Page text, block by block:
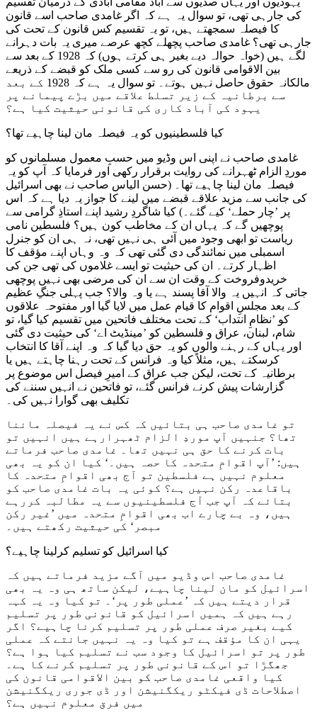
کی جارہی تھی، تو سوال یہ ہے کہ اگر غامدی صاحب اسے قانون
کا فیصلہ سمجھتے ہیں، تو یہ تقسیم کس قانون کے تحت کی
جارہی تھی؟ غامدی صاحب پچھلے کچھ عرصے میری یہ بات دہرانے
لگے ہیں (خواہ حوالہ دیے بغیر ہی کرتے ہوں) کہ 1928 کے بعد سے
بین الاقوامی قانون کی رو سے کسی ملک کو قبضے کے ذریعے
مالکانہ حقوق حاصل نہیں ہوتے۔ تو سوال یہ ہے کہ 1928 کے بعد
سے برطانیہ کے زیر تسلط علاقے میں بڑے پیمانے پر
یہود کی آباد کاری کی قانونی حیثیت کیا ہے؟
کیا فلسطینیوں کو یہ فیصلہ مان لینا چاہیے تھا؟
غامدی صاحب نے اپنی اس وڈیو میں حسبِ معمول مسلمانوں کو
موردِ الزام ٹھہرانے کی روایت برقرار رکھی اور فرمایا کہ آپ کو یہ
فیصلہ مان لینا چاہیے تھا۔ (حسن الیاس صاحب نے بھی اسرائیل
کی جانب سے مزید علاقے قبضے میں لینے کا جواز یہ دیا ہے کہ اس
پر ’چار حملے‘ کیے گئے۔) کیا شاگردِ رشید اپنے استاذِ گرامی سے
پوچھیں گے کہ یہاں ان کے مخاطب کون ہیں؟ فلسطین نامی
ریاست تو ابھی وجود میں آئی ہی نہیں تھی، نہ ہی ان کو جنرل
اسمبلی میں نمائندگی دی گئی تھی کہ وہ وہاں اپنے مؤقف کا
اظہار کرتے۔ ان کی حیثیت تو ایسے غلاموں کی تھی جن کی
خریدوفروخت کے وقت ان سے ان کی مرضی بھی نہیں پوچھی
جاتی کہ انہیں یہ والا آقا پسند ہے یا وہ والا؟ جب پہلی جنگِ عظیم
کے بعد مجلسِ اقوام کا قیام عمل میں لایا گیا اور مفتوحہ علاقوں
کو ’نظامِ انتداب‘ کے تحت مختلف فاتحین میں تقسیم کیا گیا، تو
شام، لبنان، عراق و فلسطین کو ’مینڈیٹ اے‘ کی حیثیت دی گئی
اور یہاں کے رہنے والوں کو یہ حق دیا گیا کہ وہ اپنے آقا کا انتخاب
کرسکتے ہیں، مثلاً کیا وہ فرانس کے تحت رہنا چاہتے ہیں یا
برطانیہ کے تحت، لیکن جب عراق کے امیرِ فیصل اس موضوع پر
گزارشات پیش کرنے فرانس گئے، تو فاتحین نے انہیں سننے کی
تکلیف بھی گوارا نہیں کی۔
تو غامدی صاحب ہی بتائیں کہ کس نے یہ فیصلہ ماننا
تھا؟ جنہیں آپ موردِ الزام ٹھہرارہے ہیں انہیں تو
بات کرنے کا حق ہی نہیں تھا۔ غامدی صاحب فرماتے
ہیں: ’آپ اقوامِ متحدہ کا حصہ ہیں۔‘ کیا ان کو یہ بھی
معلوم نہیں ہے فلسطین تو آج بھی اقوامِ متحدہ کا
باقاعدہ رکن نہیں ہے؟ کوئی یہ بات غامدی صاحب کو
بتائے کہ آپ جب آج فلسطینیوں سے یہ مطالبہ کررہے
ہیں، وہ بے چارے اب بھی اقوامِ متحدہ میں ’غیر رکن
مبصر‘ کی حیثیت رکھتے ہیں۔
کیا اسرائیل کو تسلیم کرلینا چاہیے؟
غامدی صاحب اس وڈیو میں آگے مزید فرماتے ہیں کہ
اسرائیل کو مان لینا چاہیے، لیکن ساتھ ہی وہ یہ بھی
قرار دیتے ہیں کہ ’عملی طور پر‘۔ تو کیا وہ یہ کہہ
رہے ہیں کہ ہمیں اسرائیل کو قانونی طور پر تسلیم
کیے بغیر صرف عملی طور پر تسلیم کرنا چاہیے؟ اگر
یہی ان کا مؤقف ہے تو کیا وہ یہ نہیں جانتے کہ عملی
طور پر تو اسرائیل کا وجود سب نے تسلیم کیا ہوا ہے؟
جھگڑا تو اس کے قانونی طور پر تسلیم کرنے کا ہے۔
کیا واقعی غامدی صاحب کو بین الاقوامی قانون کی
اصطلاحات ڈی فیکٹو ریکگنیشن اور ڈی جوری ریکگنیشن
میں فرق معلوم نہیں ہے؟